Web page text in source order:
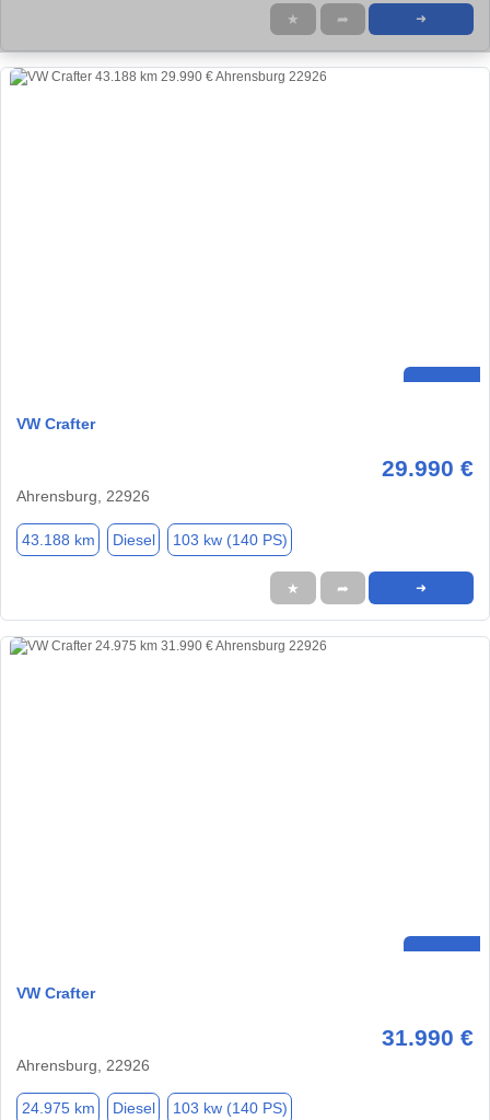
★ ➦ ➜
VW Crafter
29.990 €
Ahrensburg, 22926
43.188 km Diesel 103 kw (140 PS)
★ ➦ ➜
VW Crafter
31.990 €
Ahrensburg, 22926
24.975 km Diesel 103 kw (140 PS)